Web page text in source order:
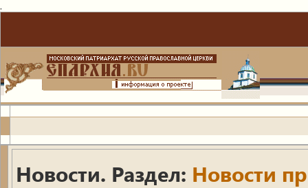
.
Новости. Раздел: Новости